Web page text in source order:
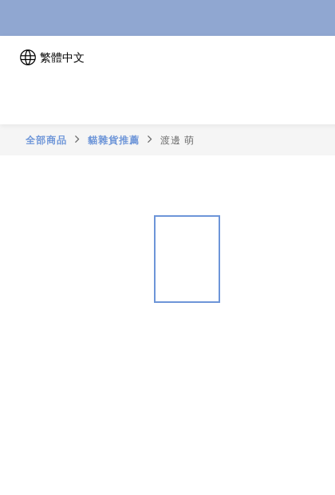
繁體中文
全部商品 貓雜貨推薦 渡邊 萌